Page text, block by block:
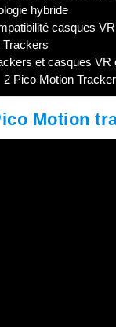
hybride
casques VR
et casques VR
Pico Motion
Motion